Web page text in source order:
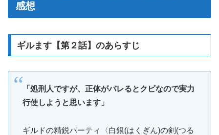
感想
ギルます【第２話】のあらすじ
「処刑人ですが、正体がバレるとクビなので実力
行使しようと思います」
ギルドの精鋭パーティ〈白銀(はくぎん)の剣(つる